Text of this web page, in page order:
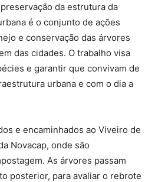
da estrutura da
é o conjunto de ações
e conservação das árvores
das cidades. O trabalho visa
e garantir que convivam de
urbana e com o dia a
e encaminhados ao Viveiro de
Novacap, onde são
As árvores passam
posterior, para avaliar o rebrote